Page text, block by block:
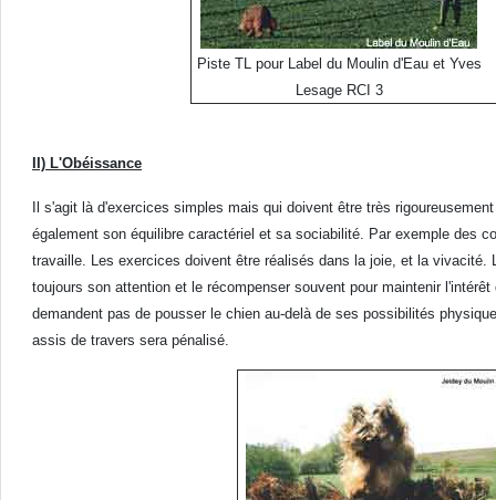
Piste TL pour Label du Moulin d'Eau et Yves
Lesage RCI 3
II) L'Obéissance
Il s'agit là d'exercices simples mais qui doivent être très
également son équilibre caractériel et sa sociabilité. Par exemple des
travaille. Les exercices doivent être réalisés dans la joie, et la
toujours son attention et le récompenser souvent pour maintenir
demandent pas de pousser le chien au-delà de ses possibilités
assis de travers sera pénalisé.